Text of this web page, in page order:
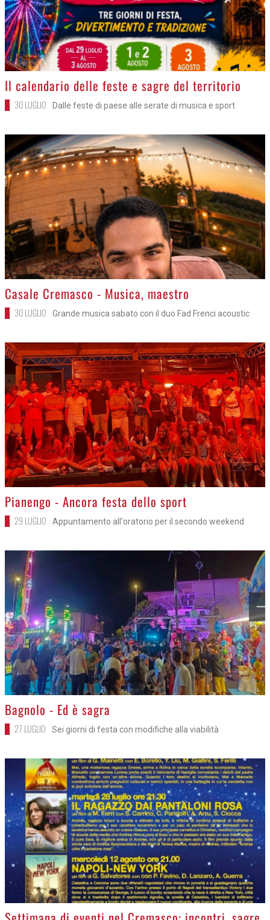
>
Il calendario delle feste e sagre del territorio
30 LUGLIO Dalle feste di paese alle serate di musica e sport
>
Casale Cremasco - Musica, maestro
30 LUGLIO Grande musica sabato con il duo Fad Frenci acoustic
>
Pianengo - Ancora festa dello sport
29 LUGLIO Appuntamento all'oratorio per il secondo weekend
>
Bagnolo - Ed è sagra
27 LUGLIO Sei giorni di festa con modifiche alla viabilità
>